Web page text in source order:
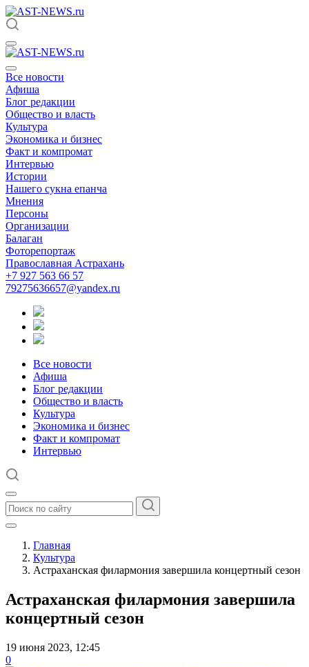
Все новости
Афиша
Блог редакции
Общество и власть
Культура
Экономика и бизнес
Факт и компромат
Интервью
Истории
Нашего сукна епанча
Мнения
Персоны
Организации
Балаган
Фоторепортаж
Православная Астрахань
+7 927 563 66 57
79275636657@yandex.ru
Все новости
Афиша
Блог редакции
Общество и власть
Культура
Экономика и бизнес
Факт и компромат
Интервью
Главная
Культура
Астраханская филармония завершила концертный сезон
Астраханская филармония завершила
концертный сезон
19 июня 2023, 12:45
0